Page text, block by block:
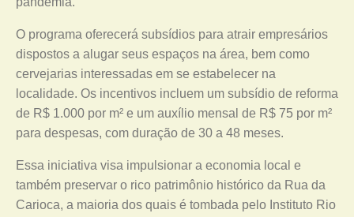
O programa oferecerá subsídios para atrair empresários
dispostos a alugar seus espaços na área, bem como
cervejarias interessadas em se estabelecer na
localidade. Os incentivos incluem um subsídio de reforma
de R$ 1.000 por m² e um auxílio mensal de R$ 75 por m²
para despesas, com duração de 30 a 48 meses.
Essa iniciativa visa impulsionar a economia local e
também preservar o rico patrimônio histórico da Rua da
Carioca, a maioria dos quais é tombada pelo Instituto Rio